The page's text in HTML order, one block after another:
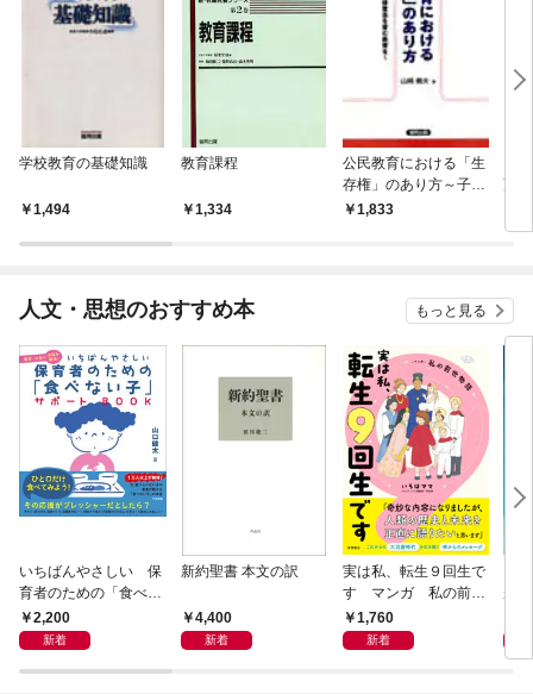
学校教育の基礎知識
1,494
教育課程
1,334
公民教育における「生
存権」のあり方～子ど
もに願い・自律意志を
1,833
望
人文・思想のおすすめ本 もっと見る
いちばんやさしい 保
育者のための「食べな
い子」サポートＢＯＯ
Ｋ 偏食・少食のお悩
2,200
新着
新約聖書 本文の訳
4,400
新着
実は私、転生９回生で
す マンガ 私の前世
物語1,760
新着
が